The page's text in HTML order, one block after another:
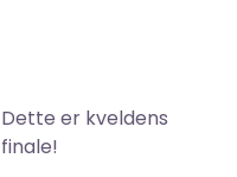
Dette er kveldens
finale!